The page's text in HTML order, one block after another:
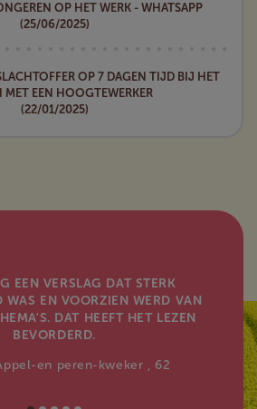
OP HET WERK - WHATSAPP
(25/06/2025)
OP 7 DAGEN TIJD BIJ HET
MET EEN HOOGTEWERKER
(22/01/2025)
EEN VERSLAG DAT STERK
WAS EN VOORZIEN WERD VAN
DAT HEEFT HET LEZEN
BEVORDERD.
en peren-kweker , 62